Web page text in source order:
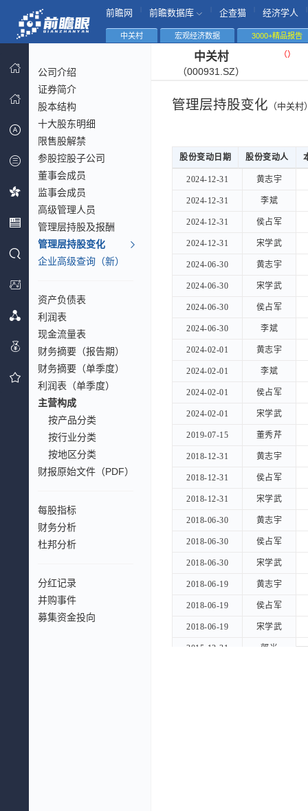
前瞻网 前瞻数据库 企查猫 经济学人
中关村 宏观经济数据 3000+精品报告
公司介绍
证券简介
股本结构
十大股东明细
限售股解禁
参股控股子公司
董事会成员
监事会成员
高级管理人员
管理层持股及报酬
管理层持股变化
企业高级查询（新）
资产负债表
利润表
现金流量表
财务摘要（报告期）
财务摘要（单季度）
利润表（单季度）
主营构成
按产品分类
按行业分类
按地区分类
财报原始文件（PDF）
每股指标
财务分析
杜邦分析
分红记录
并购事件
募集资金投向
中关村
（000931.SZ）
（）
管理层持股变化 （中关村
股份变动日期 股份变动人
股份变动日期
股份变动人
2024-12-31 黄志宇
2024-12-31 李斌
2024-12-31 侯占军
2024-12-31 宋学武
2024-06-30 黄志宇
2024-06-30 宋学武
2024-06-30 侯占军
2024-06-30 李斌
2024-02-01 黄志宇
2024-02-01 李斌
2024-02-01 侯占军
2024-02-01 宋学武
2019-07-15 董秀芹
2018-12-31 黄志宇
2018-12-31 侯占军
2018-12-31 宋学武
2018-06-30 黄志宇
2018-06-30 侯占军
2018-06-30 宋学武
2018-06-19 黄志宇
2018-06-19 侯占军
2018-06-19 宋学武
2015-12-31 郭光
股份变动日期 股份变动人
2024-12-31 黄志宇
2024-12-31 李斌
2024-12-31 侯占军
2024-12-31 宋学武
2024-06-30 黄志宇
2024-06-30 宋学武
2024-06-30 侯占军
2024-06-30 李斌
2024-02-01 黄志宇
2024-02-01 李斌
2024-02-01 侯占军
2024-02-01 宋学武
2019-07-15 董秀芹
2018-12-31 黄志宇
2018-12-31 侯占军
2018-12-31 宋学武
2018-06-30 黄志宇
2018-06-30 侯占军
2018-06-30 宋学武
2018-06-19 黄志宇
2018-06-19 侯占军
2018-06-19 宋学武
2015-12-31 郭光